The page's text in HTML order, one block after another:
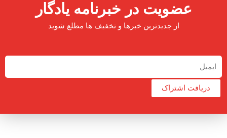
عضویت در خبرنامه یادگار
از جدیدترین خبرها و تخفیف ها مطلع شوید
دریافت اشتراک